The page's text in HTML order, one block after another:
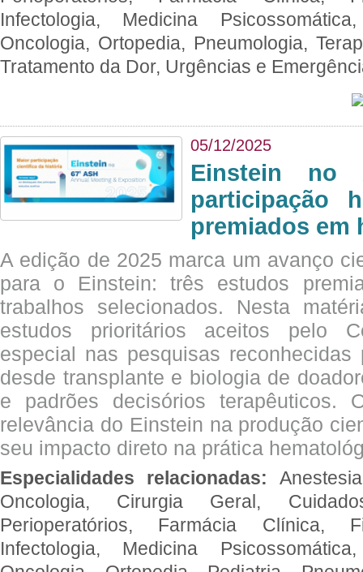
Infectologia, Medicina
Oncologia, Ortopedia, Pneumologia,
Tratamento da Dor, Urgências e
05/12/2025
Einstein no
participação
premiados em
A edição de 2025 marca um avanço
para o Einstein: três estudos
trabalhos selecionados. Nesta
estudos prioritários aceitos pelo
especial nas pesquisas
desde transplante e biologia de
e padrões decisórios terapêuticos.
relevância do Einstein na produção
seu impacto direto na prática
Especialidades relacionadas:
Oncologia, Cirurgia Geral,
Perioperatórios, Farmácia Clínica,
Infectologia, Medicina